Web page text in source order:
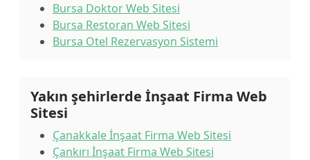
Bursa Doktor Web Sitesi
Bursa Restoran Web Sitesi
Bursa Otel Rezervasyon Sistemi
Yakın şehirlerde İnşaat Firma Web
Sitesi
Çanakkale İnşaat Firma Web Sitesi
Çankırı İnşaat Firma Web Sitesi